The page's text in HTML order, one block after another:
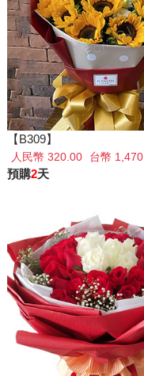
【B309】
人民幣 320.00 台幣 1,470
預購2天